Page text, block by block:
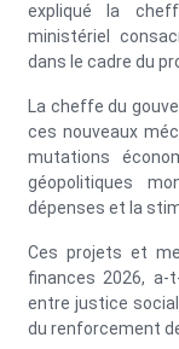
expliqué la
ministériel
dans le cadre du
La cheffe du
ces nouveaux
mutations
géopolitiques
dépenses et la
Ces projets et
finances 2026,
entre justice
du renforcement